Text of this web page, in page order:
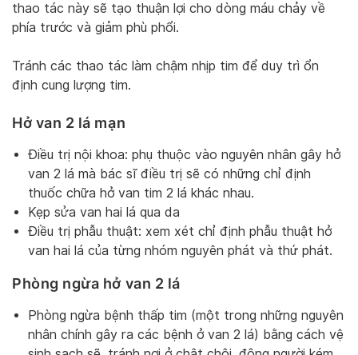
thao tác này sẽ tạo thuận lợi cho dòng máu chảy về
phía trước và giảm phù phổi.
Tránh các thao tác làm chậm nhịp tim để duy trì ổn
định cung lượng tim.
Hở van 2 lá mạn
Điều trị nội khoa: phụ thuộc vào nguyên nhân gây hở
van 2 lá mà bác sĩ điều trị sẽ có những chỉ định
thuốc chữa hở van tim 2 lá khác nhau.
Kẹp sửa van hai lá qua da
Điều trị phẫu thuật: xem xét chỉ định phẫu thuật hở
van hai lá của từng nhóm nguyên phát và thứ phát.
Phòng ngừa hở van 2 lá
Phòng ngừa bệnh thấp tim (một trong những nguyên
nhân chính gây ra các bệnh ở van 2 lá) bằng cách vệ